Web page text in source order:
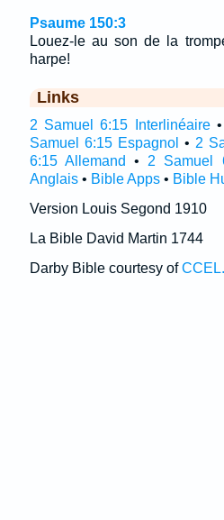
Psaume 150:3
Louez-le au son de la
harpe!
Links
2 Samuel 6:15 Interlinéaire•
Samuel 6:15 Espagnol • 2
6:15 Allemand
• 2 Samuel
Anglais• Bible Apps• Bible
Version Louis Segond 1910
La Bible David Martin 1744
Darby Bible courtesy of